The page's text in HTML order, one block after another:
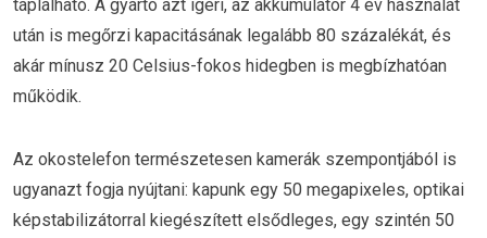
táplálható. A gyártó azt ígéri, az akkumulátor 4 év használat
után is megőrzi kapacitásának legalább 80 százalékát, és
akár mínusz 20 Celsius-fokos hidegben is megbízhatóan
működik.
Az okostelefon természetesen kamerák szempontjából is
ugyanazt fogja nyújtani: kapunk egy 50 megapixeles, optikai
képstabilizátorral kiegészített elsődleges, egy szintén 50